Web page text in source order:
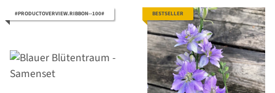
#PRODUCTOVERVIEW.RIBBON--100# BESTSELLER